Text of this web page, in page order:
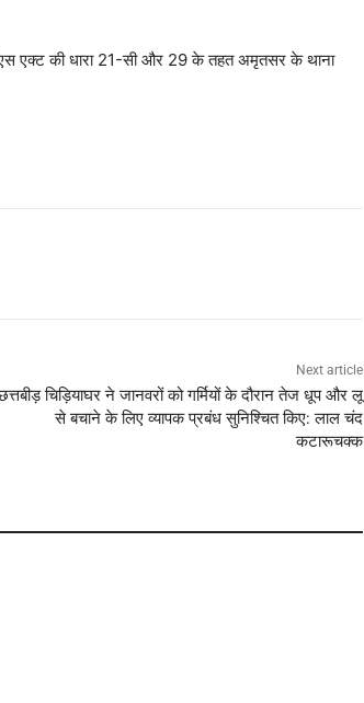
एक्ट की धारा 21-सी और 29 के तहत अमृतसर के थाना
Next article
चिड़ियाघर ने जानवरों को गर्मियों के दौरान तेज धूप और लू
से बचाने के लिए व्यापक प्रबंध सुनिश्चित किए: लाल चंद
कटारूचक्क